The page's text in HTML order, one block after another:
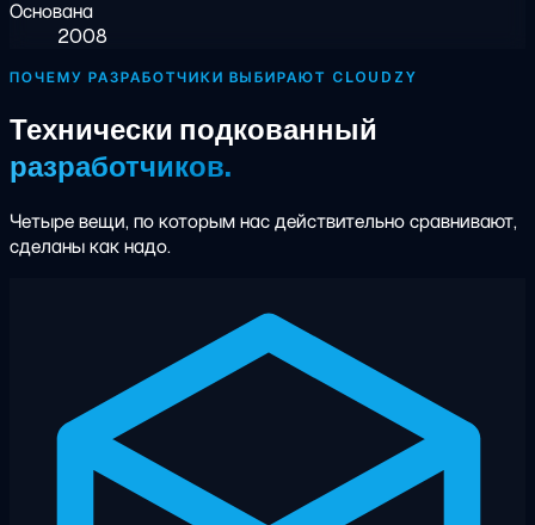
Основана
2008
ПОЧЕМУ РАЗРАБОТЧИКИ ВЫБИРАЮТ CLOUDZY
Технически подкованный
разработчиков.
Четыре вещи, по которым нас действительно сравнивают,
сделаны как надо.